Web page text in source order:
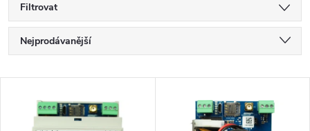
Filtrovat
Ř
a
Nejprodávanější
Abecedně